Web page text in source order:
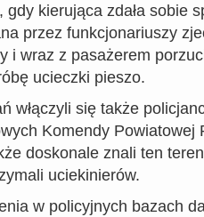
gdy kierująca zdała sobie
przez funkcjonariuszy
i wraz z pasażerem
ucieczki pieszo.
włączyli się także
Komendy Powiatowej
doskonale znali ten
uciekinierów.
w policyjnych bazach